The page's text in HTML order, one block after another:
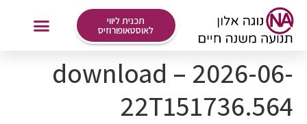
לתוכן
תכנית ליווי
לאוסטאופורוזיס
download – 2026-06-
22T151736.564